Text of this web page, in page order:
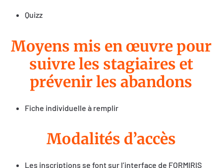
Quizz
Moyens mis en œuvre pour
suivre les stagiaires et
prévenir les abandons
Fiche individuelle à remplir
Modalités d’accès
Les inscriptions se font sur l’interface de FORMIRIS